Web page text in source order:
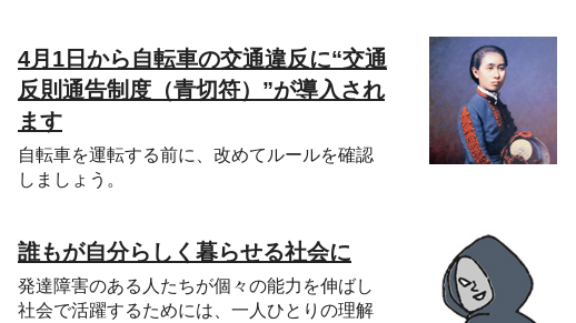
4月1日から自転車の交通違反に“交通
反則通告制度（青切符）”が導入され
ます
自転車を運転する前に、改めてルールを確認
しましょう。
誰もが自分らしく暮らせる社会に
発達障害のある人たちが個々の能力を伸ばし
社会で活躍するためには、一人ひとりの理解